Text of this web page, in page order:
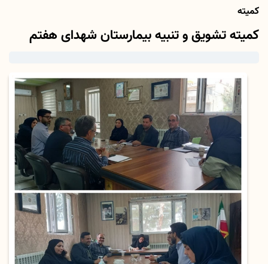
کمیته
کمیته تشویق و تنبیه بیمارستان شهدای هفتم